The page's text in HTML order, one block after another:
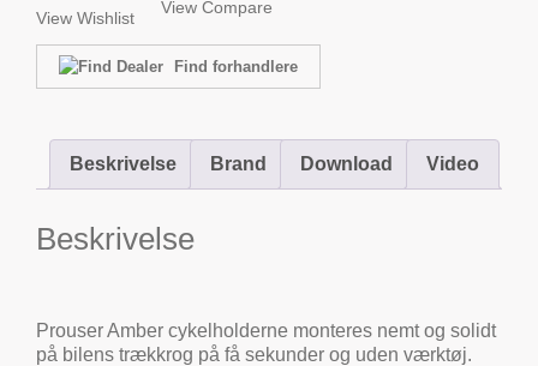
View Wishlist
View Compare
Find forhandlere
Beskrivelse Brand Download Video
Beskrivelse
Prouser Amber cykelholderne monteres nemt og solidt
på bilens trækkrog på få sekunder og uden værktøj.